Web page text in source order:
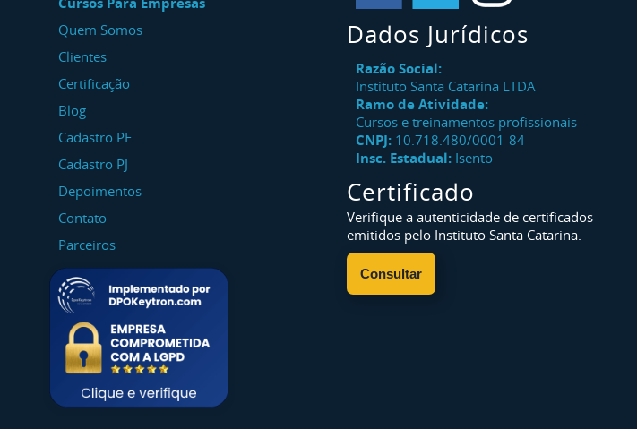
Quem Somos
Clientes
Certificação
Blog
Cadastro PF
Cadastro PJ
Depoimentos
Contato
Parceiros
Dados Jurídicos
Razão Social:
Instituto Santa Catarina LTDA
Ramo de Atividade:
Cursos e treinamentos profissionais
CNPJ: 10.718.480/0001-84
Insc. Estadual: Isento
Certificado
Verifique a autenticidade de certificados
emitidos pelo Instituto Santa Catarina.
Consultar